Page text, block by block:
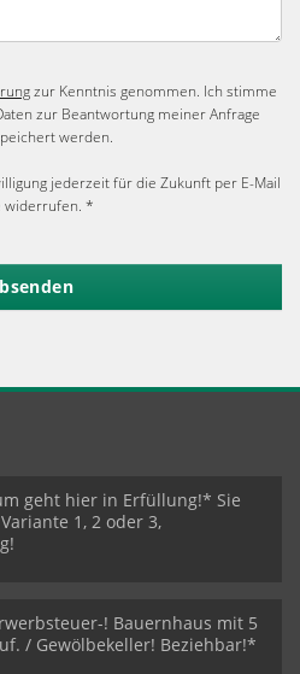
zur Kenntnis genommen. Ich stimme
zur Beantwortung meiner Anfrage
werden.
jederzeit für die Zukunft per E-Mail
widerrufen. *
geht hier in Erfüllung!* Sie
1, 2 oder 3,
! Bauernhaus mit 5
/ Gewölbekeller! Beziehbar!*